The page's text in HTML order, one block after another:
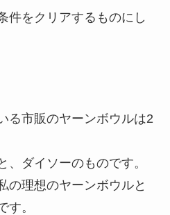
件をクリアするものにし
る市販のヤーンボウルは2
、ダイソーのものです。
の理想のヤーンボウルと
す。